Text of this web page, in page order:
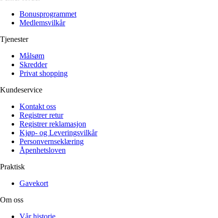
Klær
Reise
Informasjon
Tilbehør
Lukk
Alle artikler
Klær
Reise
Informasjon
Tilbehør
Målsøm
Lukk
Bonusprogrammet
Medlemsvilkår
Tjenester
Målsøm
Skredder
Privat shopping
Kundeservice
Kontakt oss
Registrer retur
Registrer reklamasjon
Kjøp- og Leveringsvilkår
Personvernseklæring
Åpenhetsloven
Praktisk
Gavekort
Om oss
Vår historie